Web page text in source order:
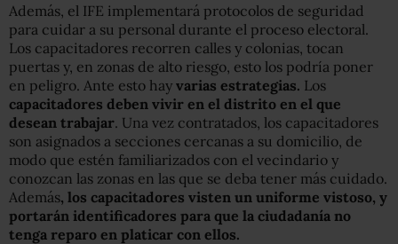
Además, el IFE implementará protocolos de seguridad
para cuidar a su personal durante el proceso electoral.
Los capacitadores recorren calles y colonias, tocan
puertas y, en zonas de alto riesgo, esto los podría poner
en peligro. Ante esto hay varias estrategias. Los
capacitadores deben vivir en el distrito en el que
desean trabajar. Una vez contratados, los capacitadores
son asignados a secciones cercanas a su domicilio, de
modo que estén familiarizados con el vecindario y
conozcan las zonas en las que se deba tener más cuidado.
Además, los capacitadores visten un uniforme vistoso, y
portarán identificadores para que la ciudadanía no
tenga reparo en platicar con ellos.